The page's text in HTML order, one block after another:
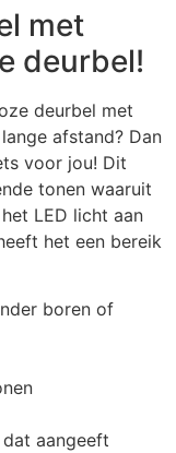
met
deurbel!
deurbel met
afstand? Dan
voor jou! Dit
tonen waaruit
LED licht aan
het een bereik
boren of
aangeeft